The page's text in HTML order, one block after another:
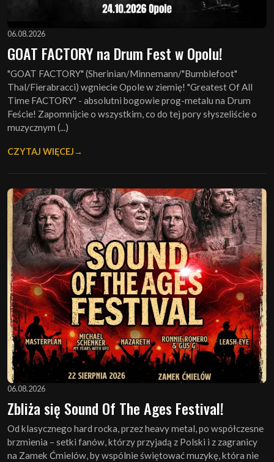
06.08.2026
GOAT FACTORY na Drum Fest w Opolu!
"GOAT FACTORY" (Sherinian/Minnemann/"Bumblefoot"
Thal/Fierabracci) wgniecie Opole w ziemię! "Greatest Of All
Time FACTORY" - absolutni bogowie prog-metalu na Drum
Feście! Zapomnijcie o wszystkim, co do tej pory słyszeliście o
muzycznym (...)
CZYTAJ WIĘCEJ
06.08.2026
Zbliża się Sound Of The Ages Festival!
Od klasycznego hard rocka, przez heavy metal, po współczesne
brzmienia – setki fanów, którzy przyjadą z Polski i z zagranicy
na Zamek Ćmielów, by wspólnie świętować muzykę, która nie